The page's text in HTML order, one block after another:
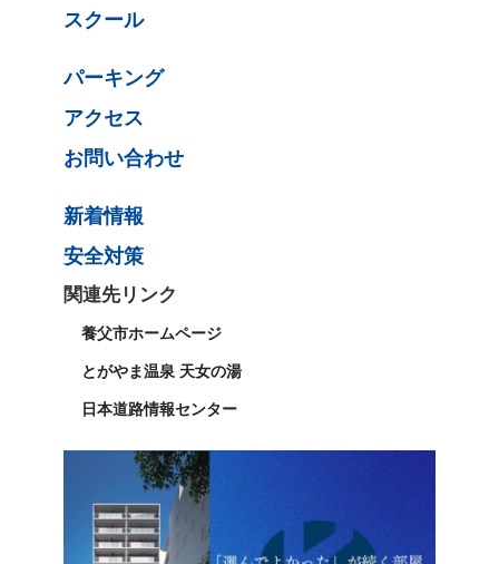
スクール
パーキング
アクセス
お問い合わせ
新着情報
安全対策
関連先リンク
養父市ホームページ
とがやま温泉 天女の湯
日本道路情報センター